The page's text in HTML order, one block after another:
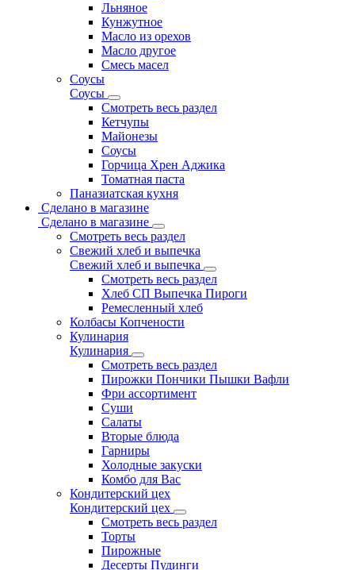
Льняное
Кунжутное
Масло из орехов
Масло другое
Смесь масел
Соусы
Соусы
Смотреть весь раздел
Кетчупы
Майонезы
Соусы
Горчица Хрен Аджика
Томатная паста
Паназиатская кухня
Сделано в магазине
Сделано в магазине
Смотреть весь раздел
Свежий хлеб и выпечка
Свежий хлеб и выпечка
Смотреть весь раздел
Хлеб СП Выпечка Пироги
Ремесленный хлеб
Колбасы Копчености
Кулинария
Кулинария
Смотреть весь раздел
Пирожки Пончики Пышки Вафли
Фри ассортимент
Суши
Салаты
Вторые блюда
Гарниры
Холодные закуски
Комбо для Вас
Кондитерский цех
Кондитерский цех
Смотреть весь раздел
Торты
Пирожные
Десерты Пудинги